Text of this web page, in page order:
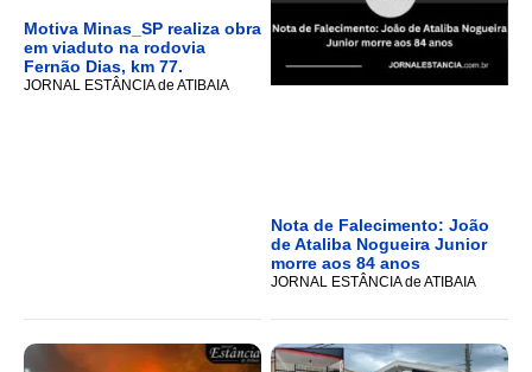
Motiva Minas_SP realiza obra
em viaduto na rodovia
Fernão Dias, km 77.
JORNAL ESTÂNCIA de ATIBAIA
Nota de Falecimento: João
de Ataliba Nogueira Junior
morre aos 84 anos
JORNAL ESTÂNCIA de ATIBAIA